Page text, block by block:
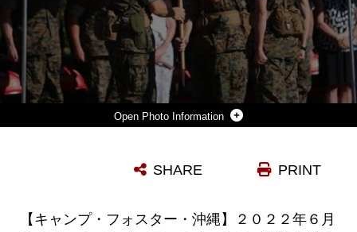
Photo Information
PRINT
SHARE
【キャンプ・フォスター・沖縄】２０２２年６月